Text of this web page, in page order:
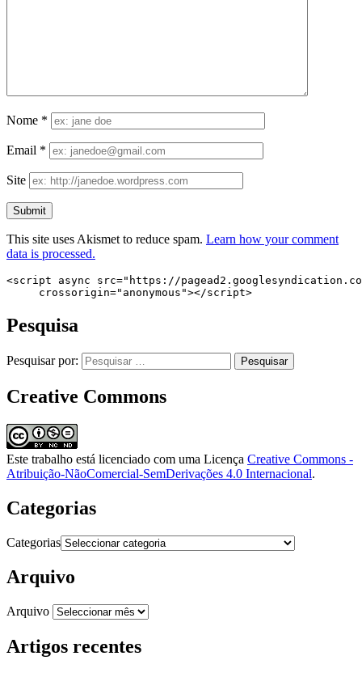
Nome *
Email *
Site
This site uses Akismet to reduce spam. Learn how your comment
data is processed.
<script async src="https://
     crossorigin="anonymous"></script>
Pesquisa
Pesquisar por:
Creative Commons
Este trabalho está licenciado com uma Licença Creative Commons -
Atribuição-NãoComercial-SemDerivações 4.0 Internacional.
Categorias
Categorias
Arquivo
Arquivo
Artigos recentes